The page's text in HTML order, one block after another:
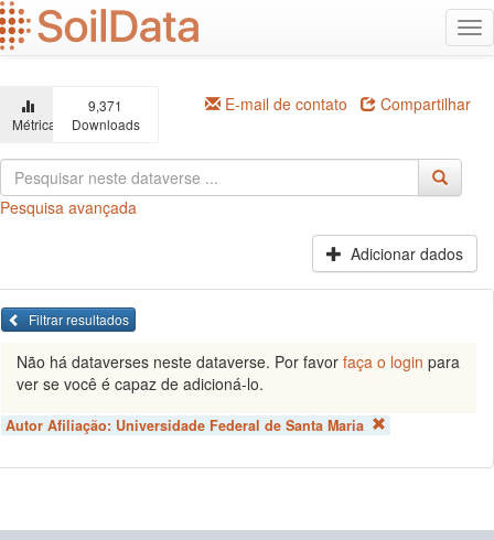
Ir
para
o
principal
Métricas
9,371
Downloads
E-mail de contato Compartilhar
Pesquisa avançada
Adicionar dados
Filtrar resultados
Não há dataverses neste dataverse. Por favor faça o login para
ver se você é capaz de adicioná-lo.
Autor Afiliação: Universidade Federal de Santa Maria